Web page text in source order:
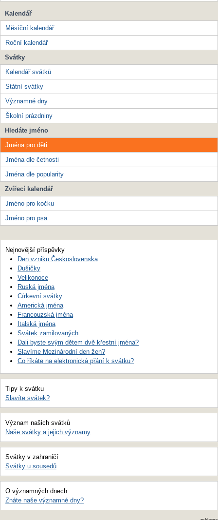
Kalendář
Měsíční kalendář
Roční kalendář
Svátky
Kalendář svátků
Státní svátky
Významné dny
Školní prázdniny
Hledáte jméno
Jména pro děti
Jména dle četnosti
Jména dle popularity
Zvířecí kalendář
Jméno pro kočku
Jméno pro psa
Nejnovější příspěvky
Den vzniku Československa
Dušičky
Velikonoce
Ruská jména
Církevní svátky
Americká jména
Francouzská jména
Italská jména
Svátek zamilovaných
Dali byste svým dětem dvě křestní jména?
Slavíme Mezinárodní den žen?
Co říkáte na elektronická přání k svátku?
Tipy k svátku
Slavíte svátek?
Význam našich svátků
Naše svátky a jejich významy
Svátky v zahraničí
Svátky u sousedů
O významných dnech
Znáte naše významné dny?